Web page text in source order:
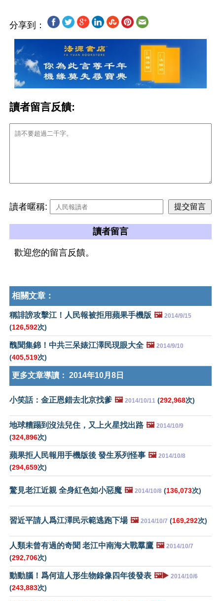
分享到：
讀者留言反饋:
讀者暱稱:
讀者留言
歡迎您的留言反饋。
相關文章：
稱誹謗攻擊江！人民報被拒用蘋果手機版 🖼️ 2014/9/15
(126,592次)
醜聞集錦！中共三呆婊江澤民現眼大全 🖼️ 2014/9/10
(405,519次)
更多文章導讀： 2014年10月8日
小笑話：金正恩錯去北京找爹 🖼️ 2014/10/11 (292,968次)
地球糟蹋到沒法兒住，又上火星找出路 🖼️ 2014/10/9
(324,896次)
蘋果拒人民報用手機版後 發生系列怪事 🖼️ 2014/10/8
(294,659次)
驚見老江近親 全身紅色如小惡魔 🖼️ 2014/10/8 (136,073次)
習近平請人爲江澤民示範逃跑下場 🖼️ 2014/10/7 (169,292次)
人類未曾有過的奇聞 老江中南海大戰羣鷹 🖼️ 2014/10/7
(292,706次)
動動腦！爲何這人形生物錄像四年後發表 🖼️▶️ 2014/10/6
(243,883次)